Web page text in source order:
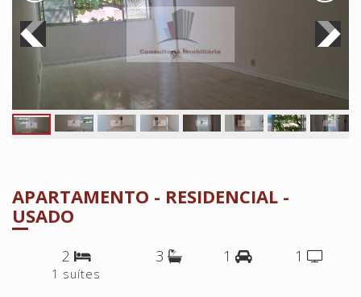
APARTAMENTO - RESIDENCIAL -
USADO
2
1 suítes
3 1 1